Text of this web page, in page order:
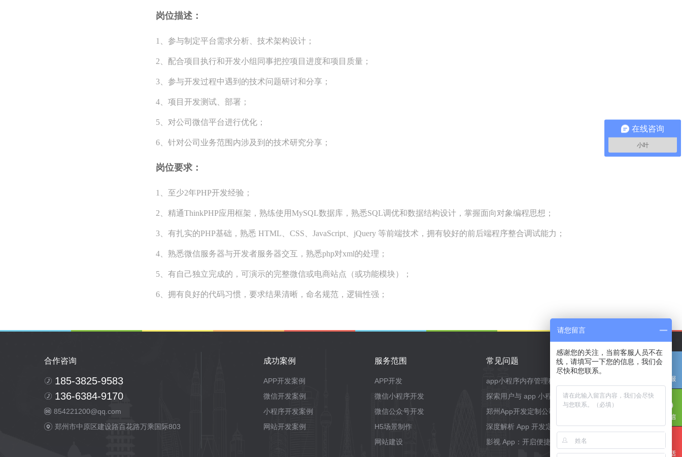
岗位描述：
1、参与制定平台需求分析、技术架构设计；
2、配合项目执行和开发小组同事把控项目进度和项目质量；
3、参与开发过程中遇到的技术问题研讨和分享；
4、项目开发测试、部署；
5、对公司微信平台进行优化；
6、针对公司业务范围内涉及到的技术研究分享；
岗位要求：
1、至少2年PHP开发经验；
2、精通ThinkPHP应用框架，熟练使用MySQL数据库，熟悉SQL调优和数据结构设计，掌握面向对象编程思想；
3、有扎实的PHP基础，熟悉 HTML、CSS、JavaScript、jQuery 等前端技术，拥有较好的前后端程序整合调试能力；
4、熟悉微信服务器与开发者服务器交互，熟悉php对xml的处理；
5、有自己独立完成的，可演示的完整微信或电商站点（或功能模块）；
6、拥有良好的代码习惯，要求结果清晰，命名规范，逻辑性强；
合作咨询
185-3825-9583
136-6384-9170
854221200@qq.com
郑州市中原区建设路百花路万乘国际803
成功案例
APP开发案例
微信开发案例
小程序开发案例
网站开发案例
服务范围
APP开发
微信小程序开发
微信公众号开发
H5场景制作
网站建设
常见问题
app小程序内存管理秘籍：告别泄漏与卡顿
探索用户与 app 小程序交互方式的创新与实践
郑州App开发定制公司选择指南
深度解析 App 开发定制：数字化时代的专属利器
影视 App：开启便捷娱乐新篇
在线咨询
小叶
请您留言
感谢您的关注，当前客服人员不在
线，请填写一下您的信息，我们会
尽快和您联系。